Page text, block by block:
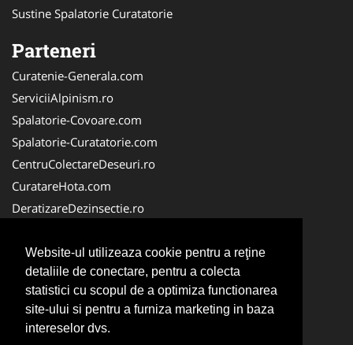
Website-ul utilizeaza cookie pentru a reţine
detaliile de conectare, pentru a colecta
statistici cu scopul de a optimiza functionarea
site-ului si pentru a furniza marketing in baza
intereselor dvs.
Sustine Spalatorie Curatatorie
Parteneri
Curatenie-Generala.com
ServiciiAlpinism.ro
Spalatorie-Covoare.com
Spalatorie-Curatatorie.com
CentruColectareDeseuri.ro
CuratareHota.com
DeratizareDezinsectie.ro
ColectareDeseuriMedicale.com
FirmaDeratizare.ro
Service-Reparatii.com
Servicii-DDD.com